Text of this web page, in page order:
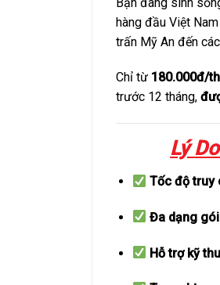
hàng đầu Việt
trấn Mỹ An đến
Chỉ từ 180.000đ/
trước 12 tháng,
Lý
Tốc độ truy
Đa dạng
Hỗ trợ kỹ